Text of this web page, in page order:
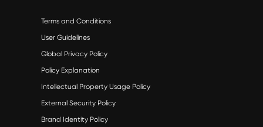
Terms and Conditions
User Guidelines
Global Privacy Policy
Policy Explanation
Intellectual Property Usage Policy
External Security Policy
Brand Identity Policy